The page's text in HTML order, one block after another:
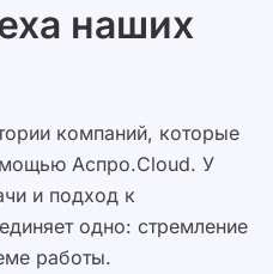
наших
компаний, которые
Аспро.Cloud. У
и подход к
одно: стремление
работы.